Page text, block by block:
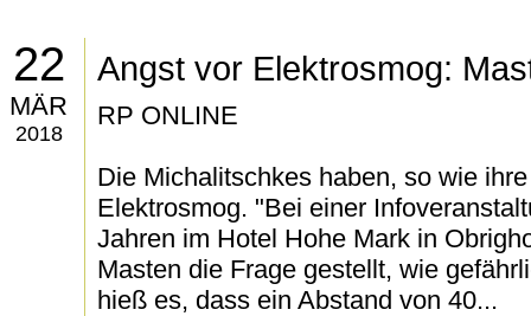
22
MÄR
2018
Angst vor Elektrosmog:
RP ONLINE
Die Michalitschkes haben, so wie
Elektrosmog. "Bei einer
Jahren im Hotel Hohe Mark in
Masten die Frage gestellt, wie
hieß es, dass ein Abstand von 40...